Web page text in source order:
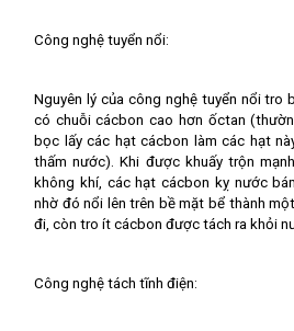
Công nghệ tuyển nổi:
Nguyên lý của công nghệ tuyển nổi tro
có chuỗi cácbon cao hơn ốctan
bọc lấy các hạt cácbon làm các hạt
thấm nước). Khi được khuấy trộn
không khí, các hạt cácbon kỵ nước
nhờ đó nổi lên trên bề mặt bể thành
đi, còn tro ít cácbon được tách ra khỏi
Công nghệ tách tĩnh điện: